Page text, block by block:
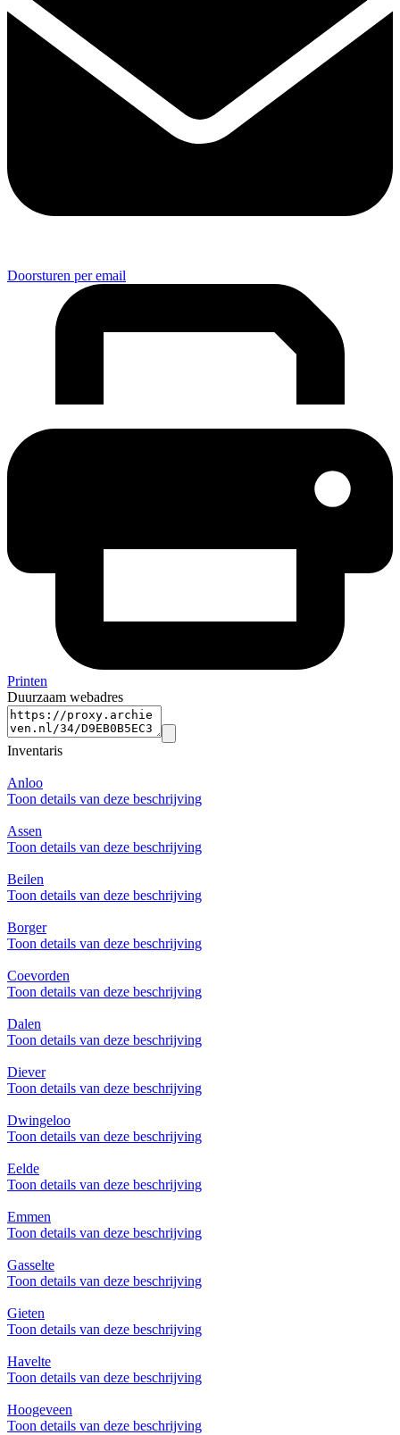
Doorsturen per email
Printen
Duurzaam webadres
Inventaris
Anloo
Toon details van deze beschrijving
Assen
Toon details van deze beschrijving
Beilen
Toon details van deze beschrijving
Borger
Toon details van deze beschrijving
Coevorden
Toon details van deze beschrijving
Dalen
Toon details van deze beschrijving
Diever
Toon details van deze beschrijving
Dwingeloo
Toon details van deze beschrijving
Eelde
Toon details van deze beschrijving
Emmen
Toon details van deze beschrijving
Gasselte
Toon details van deze beschrijving
Gieten
Toon details van deze beschrijving
Havelte
Toon details van deze beschrijving
Hoogeveen
Toon details van deze beschrijving